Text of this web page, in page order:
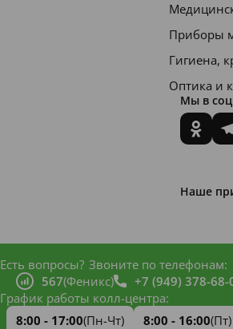
HiPP
"Фрукт
Приборы
Гигиена,
Оптика и
Мы в
Наше
Есть вопросы? Звоните по телефонам:
567(Феникс)
+7 (949) 378-68-
График работы колл-центра:
8:00 - 17:00(Пн-Чт) 8:00 - 16:00(Пт)